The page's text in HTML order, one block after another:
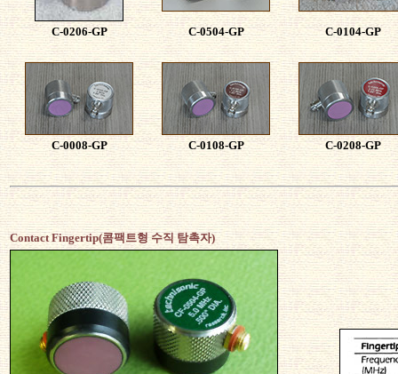
C-0206-GP C-0504-GP C-0104-GP
C-0008-GP C-0108-GP C-0208-GP
Contact Fingertip(콤팩트형 수직 탐촉자)